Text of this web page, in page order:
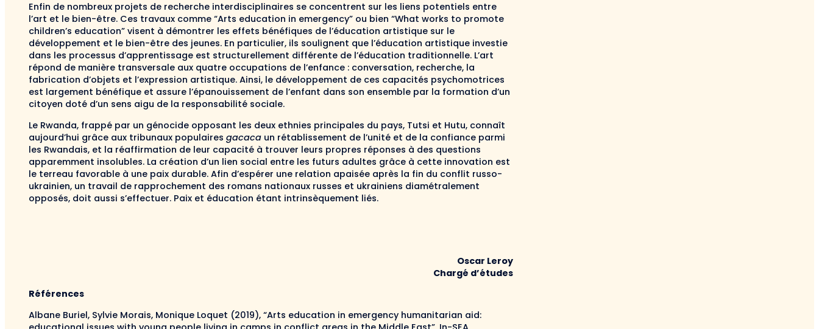
Enfin de nombreux projets de recherche interdisciplinaires se concentrent sur les liens potentiels entre
l’art et le bien-être. Ces travaux comme “Arts education in emergency” ou bien “What works to promote
children’s education” visent à démontrer les effets bénéfiques de l’éducation artistique sur le
développement et le bien-être des jeunes. En particulier, ils soulignent que l’éducation artistique investie
dans les processus d’apprentissage est structurellement différente de l’éducation traditionnelle. L’art
répond de manière transversale aux quatre occupations de l’enfance : conversation, recherche, la
fabrication d’objets et l’expression artistique. Ainsi, le développement de ces capacités psychomotrices
est largement bénéfique et assure l’épanouissement de l’enfant dans son ensemble par la formation d’un
citoyen doté d’un sens aigu de la responsabilité sociale.
Le Rwanda, frappé par un génocide opposant les deux ethnies principales du pays, Tutsi et Hutu, connaît
aujourd’hui grâce aux tribunaux populaires gacaca un rétablissement de l’unité et de la confiance parmi
les Rwandais, et la réaffirmation de leur capacité à trouver leurs propres réponses à des questions
apparemment insolubles. La création d’un lien social entre les futurs adultes grâce à cette innovation est
le terreau favorable à une paix durable. Afin d’espérer une relation apaisée après la fin du conflit russo-
ukrainien, un travail de rapprochement des romans nationaux russes et ukrainiens diamétralement
opposés, doit aussi s’effectuer. Paix et éducation étant intrinsèquement liés.
Oscar Leroy
Chargé d’études
Références
Albane Buriel, Sylvie Morais, Monique Loquet (2019), “Arts education in emergency humanitarian aid: